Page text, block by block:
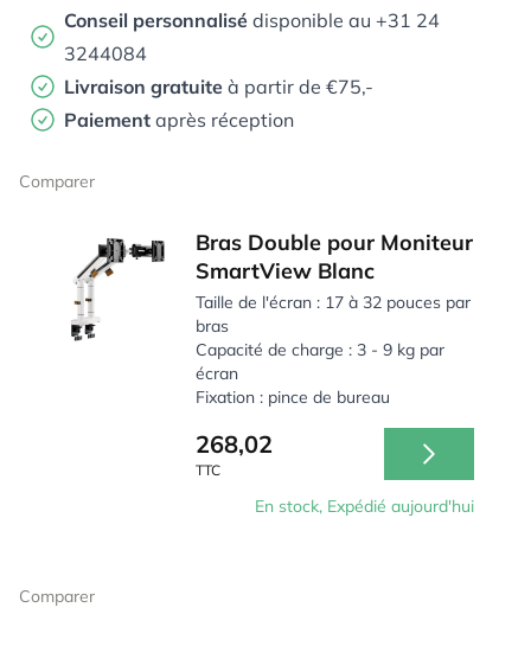
Conseil personnalisé disponible au +31 24
3244084
Livraison gratuite à partir de €75,-
Paiement après réception
Comparer
Bras Double pour Moniteur
SmartView Blanc
Taille de l'écran : 17 à 32 pouces par
bras
Capacité de charge : 3 - 9 kg par
écran
Fixation : pince de bureau
268,02
TTC
En stock, Expédié aujourd'hui
Comparer